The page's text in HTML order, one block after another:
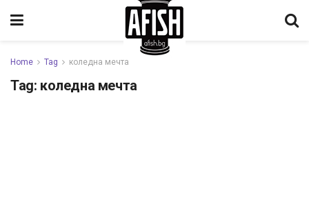
Home Tag коледна мечта
Tag: коледна мечта